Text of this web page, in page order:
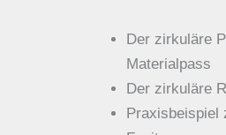
Der zirkuläre
Materialpass
Der zirkuläre
Praxisbeispiel